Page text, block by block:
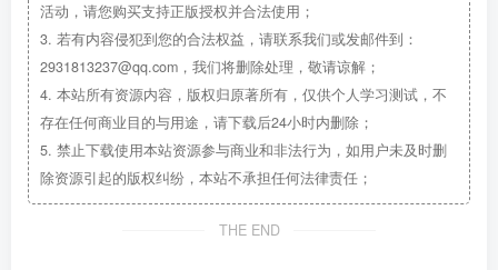
活动，请您购买支持正版授权并合法使用；
3. 若有内容侵犯到您的合法权益，请联系我们或发邮件到：
2931813237@qq.com，我们将删除处理，敬请谅解；
4. 本站所有资源内容，版权归原著所有，仅供个人学习测试，不
存在任何商业目的与用途，请下载后24小时内删除；
5. 禁止下载使用本站资源参与商业和非法行为，如用户未及时删
除资源引起的版权纠纷，本站不承担任何法律责任；
THE END